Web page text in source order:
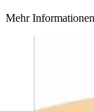
Mehr